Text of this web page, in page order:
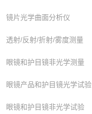
镜片光学曲面分析仪
透射/反射/折射/雾度测量
眼镜和护目镜非光学测量
眼镜产品和护目镜光学试验
眼镜和护目镜非光学试验